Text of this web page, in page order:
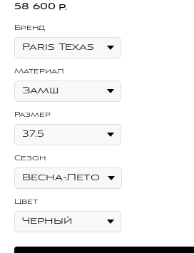
58 600 р.
Бренд
Материал
Размер
Сезон
Цвет